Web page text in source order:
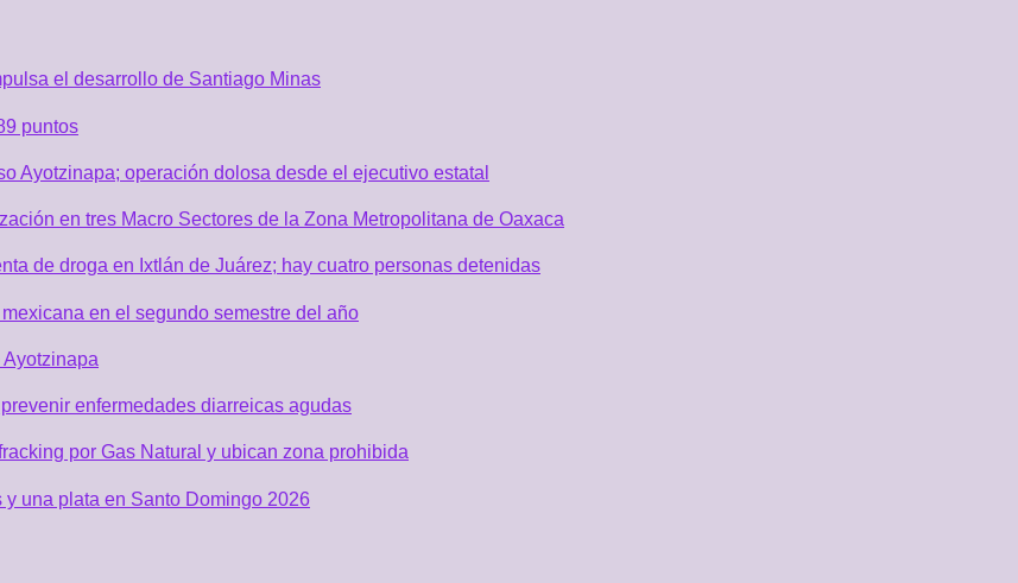
el desarrollo de Santiago Minas
puntos
Ayotzinapa; operación dolosa desde el ejecutivo estatal
en tres Macro Sectores de la Zona Metropolitana de Oaxaca
de droga en Ixtlán de Juárez; hay cuatro personas detenidas
en el segundo semestre del año
Ayotzinapa
enfermedades diarreicas agudas
por Gas Natural y ubican zona prohibida
una plata en Santo Domingo 2026